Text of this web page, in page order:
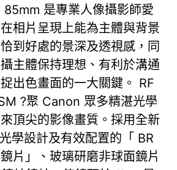
85mm 是專業人像攝影師愛
相片呈現上能為主體與背景
到好處的景深及透視感，同
主體保持理想、有利於溝通
出色畫面的一大關鍵。 RF
?聚 Canon 眾多精湛光學
頂尖的影像畫質。採用全新
學設計及有效配置的「 BR
片」、玻璃研磨非球面鏡片